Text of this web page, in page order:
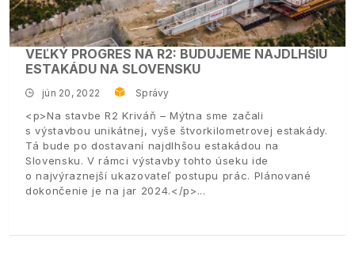
VEĽKÝ PROGRES NA R2: BUDUJEME NAJDLHŠIU
ESTAKÁDU NA SLOVENSKU
jún 20, 2022 Správy
<p>Na stavbe R2 Kriváň – Mýtna sme začali
s výstavbou unikátnej, vyše štvorkilometrovej estakády.
Tá bude po dostavaní najdlhšou estakádou na
Slovensku. V rámci výstavby tohto úseku ide
o najvýraznejší ukazovateľ postupu prác. Plánované
dokončenie je na jar 2024.</p>